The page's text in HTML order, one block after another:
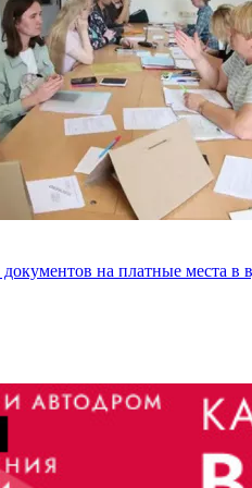
на платные места в